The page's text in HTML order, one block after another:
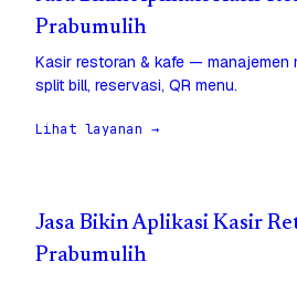
Prabumulih
Kasir restoran & kafe — manajemen
split bill, reservasi, QR menu.
Lihat layanan →
Jasa Bikin Aplikasi Kasir
Prabumulih